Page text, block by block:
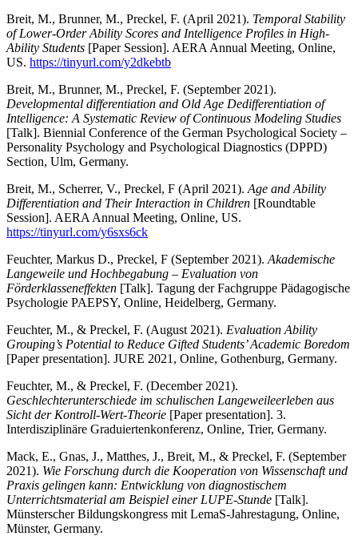
Breit, M., Brunner, M., Preckel, F. (April 2021). Temporal Stability
of Lower-Order Ability Scores and Intelligence Profiles in High-
Ability Students [Paper Session]. AERA Annual Meeting, Online,
US. https://tinyurl.com/y2dkebtb
Breit, M., Brunner, M., Preckel, F. (September 2021).
Developmental differentiation and Old Age Dedifferentiation of
Intelligence: A Systematic Review of Continuous Modeling Studies
[Talk]. Biennial Conference of the German Psychological Society –
Personality Psychology and Psychological Diagnostics (DPPD)
Section, Ulm, Germany.
Breit, M., Scherrer, V., Preckel, F (April 2021). Age and Ability
Differentiation and Their Interaction in Children [Roundtable
Session]. AERA Annual Meeting, Online, US.
https://tinyurl.com/y6sxs6ck
Feuchter, Markus D., Preckel, F (September 2021). Akademische
Langeweile und Hochbegabung – Evaluation von
Förderklasseneffekten [Talk]. Tagung der Fachgruppe Pädagogische
Psychologie PAEPSY, Online, Heidelberg, Germany.
Feuchter, M., & Preckel, F. (August 2021). Evaluation Ability
Grouping’s Potential to Reduce Gifted Students’ Academic Boredom
[Paper presentation]. JURE 2021, Online, Gothenburg, Germany.
Feuchter, M., & Preckel, F. (December 2021).
Geschlechterunterschiede im schulischen Langeweileerleben aus
Sicht der Kontroll-Wert-Theorie [Paper presentation]. 3.
Interdisziplinäre Graduiertenkonferenz, Online, Trier, Germany.
Mack, E., Gnas, J., Matthes, J., Breit, M., & Preckel, F. (September
2021). Wie Forschung durch die Kooperation von Wissenschaft und
Praxis gelingen kann: Entwicklung von diagnostischem
Unterrichtsmaterial am Beispiel einer LUPE-Stunde [Talk].
Münsterscher Bildungskongress mit LemaS-Jahrestagung, Online,
Münster, Germany.